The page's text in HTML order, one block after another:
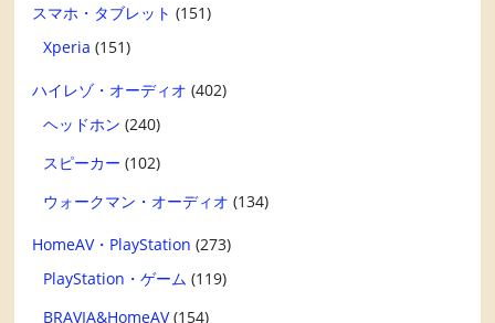
スマホ・タブレット (151)
Xperia (151)
ハイレゾ・オーディオ (402)
ヘッドホン (240)
スピーカー (102)
ウォークマン・オーディオ (134)
HomeAV・PlayStation (273)
PlayStation・ゲーム (119)
BRAVIA&HomeAV(154)